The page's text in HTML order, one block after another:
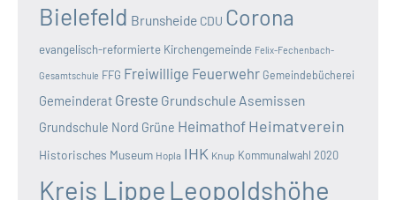
Bielefeld Brunsheide CDU Corona
evangelisch-reformierte Kirchengemeinde Felix-Fechenbach-
Gesamtschule FFG Freiwillige Feuerwehr Gemeindebücherei
Gemeinderat Greste Grundschule Asemissen
Grundschule Nord Grüne Heimathof Heimatverein
Historisches Museum Hopla IHK Knup Kommunalwahl 2020
Kreis Lippe Leopoldshöhe